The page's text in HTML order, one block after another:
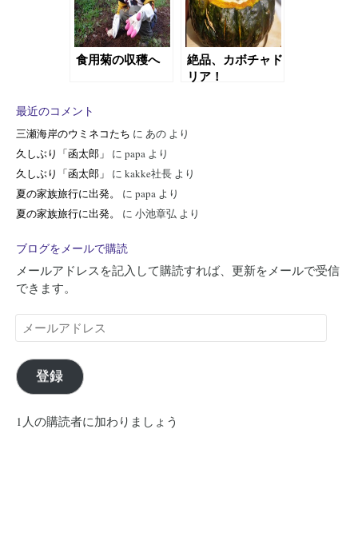
食用菊の収穫へ
絶品、カボチャド
リア！
最近のコメント
三瀬海岸のウミネコたち に あの より
久しぶり「函太郎」
に papa より
久しぶり「函太郎」
に kakke社長 より
夏の家族旅行に出発。
に papa より
夏の家族旅行に出発。
に 小池章弘 より
ブログをメールで購読
メールアドレスを記入して購読すれば、更新をメールで受信
できます。
ー
ル
ア
ド
ス
登録
1人の購読者に加わりましょう